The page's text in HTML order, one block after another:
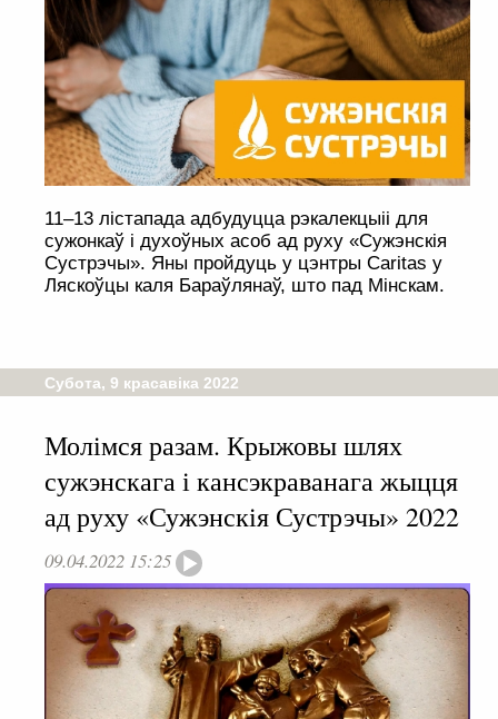
11–13 лістапада адбудуцца рэкалекцыіі для
сужонкаў і духоўных асоб ад руху «Сужэнскія
Сустрэчы». Яны пройдуць у цэнтры Caritas у
Ляскоўцы каля Бараўлянаў, што пад Мінскам.
Субота, 9 красавіка 2022
Молімся разам. Крыжовы шлях
сужэнскага і кансэкраванага жыцця
ад руху «Сужэнскія Сустрэчы» 2022
09.04.2022 15:25